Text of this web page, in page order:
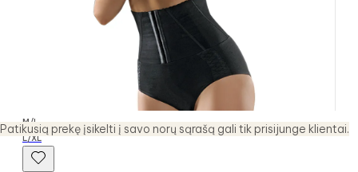
Patikusią prekę įsikelti į savo norų sąrašą gali tik prisijunge klientai.
M/L
L/XL